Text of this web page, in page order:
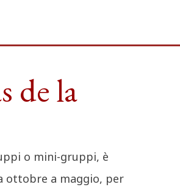
de la
o mini-gruppi, è
ottobre a maggio, per